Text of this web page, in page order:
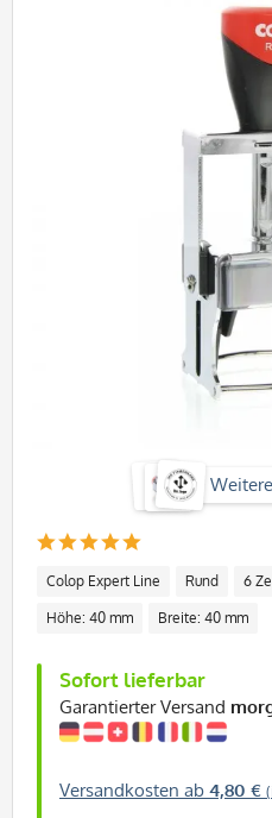
Colop Expert Line Rund 6
Höhe: 40 mm Breite: 40 mm
Sofort lieferbar
Garantierter Versand
Versandkosten ab 4,80 €